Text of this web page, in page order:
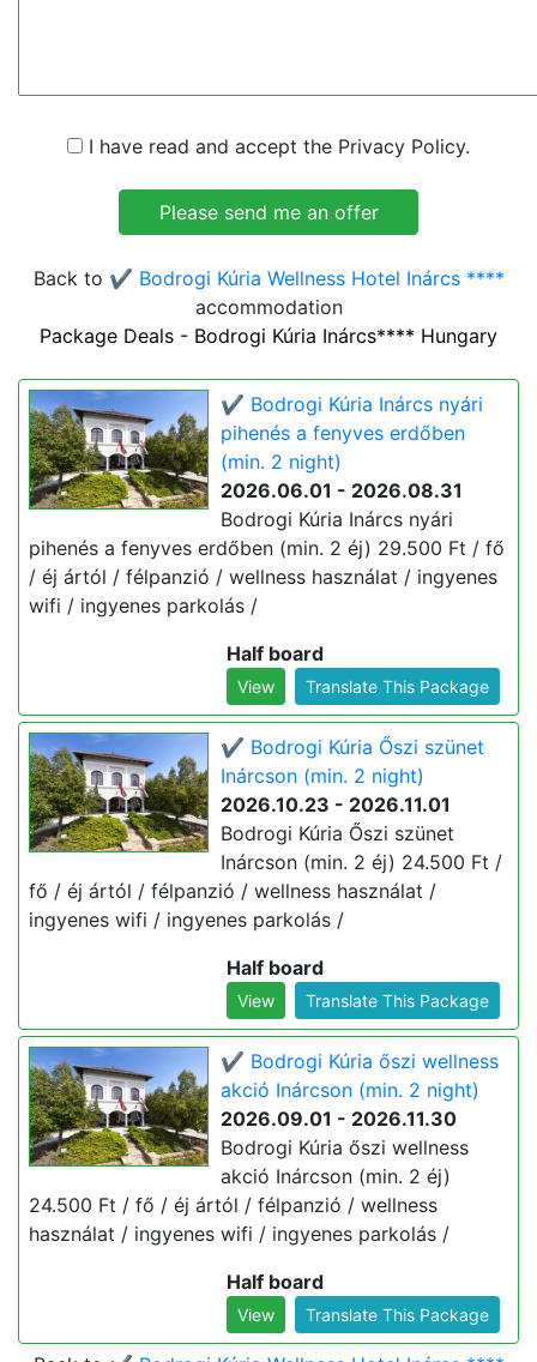
I have read and accept the Privacy Policy.
Back to ✔️ Bodrogi Kúria Wellness Hotel Inárcs ****
accommodation
Package Deals - Bodrogi Kúria Inárcs**** Hungary
✔️ Bodrogi Kúria Inárcs nyári
pihenés a fenyves erdőben
(min. 2 night)
2026.06.01 - 2026.08.31
Bodrogi Kúria Inárcs nyári
pihenés a fenyves erdőben (min. 2 éj) 29.500 Ft / fő
/ éj ártól / félpanzió / wellness használat / ingyenes
wifi / ingyenes parkolás /
Half board
View Translate This Package
✔️ Bodrogi Kúria Őszi szünet
Inárcson (min. 2 night)
2026.10.23 - 2026.11.01
Bodrogi Kúria Őszi szünet
Inárcson (min. 2 éj) 24.500 Ft /
fő / éj ártól / félpanzió / wellness használat /
ingyenes wifi / ingyenes parkolás /
Half board
View Translate This Package
✔️ Bodrogi Kúria őszi wellness
akció Inárcson (min. 2 night)
2026.09.01 - 2026.11.30
Bodrogi Kúria őszi wellness
akció Inárcson (min. 2 éj)
24.500 Ft / fő / éj ártól / félpanzió / wellness
használat / ingyenes wifi / ingyenes parkolás /
Half board
View Translate This Package